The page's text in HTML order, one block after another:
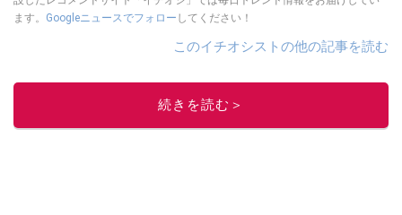
ます。 Googleニュースでフォロー してください！
このイチオシストの他の記事を読む
続きを読む＞